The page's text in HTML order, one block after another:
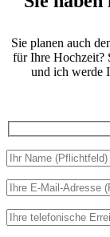
Sie planen auch
für Ihre Hochzeit?
und ich werde